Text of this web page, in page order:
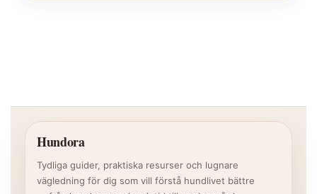
Hundora
Tydliga guider, praktiska resurser och lugnare
vägledning för dig som vill förstå hundlivet bättre